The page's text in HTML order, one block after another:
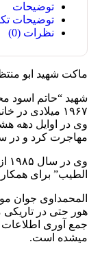
توضیحات
توضیحات
نظرات (0)
ماکت شهید ابو
شهید “حاتم اسود
۱۹۶۷ میلادی
وی در اوایل دهه
مهاجرت کرد و در سال ۱۹۸۴ به نیروهای
الطیب” برای
المحمداوی جوان
هور حتی در
جمع آوری
میشده است.